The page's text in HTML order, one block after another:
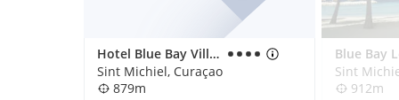
Hotel Blue Bay Village
Sint Michiel, Curaçao
879m
Sint
912m